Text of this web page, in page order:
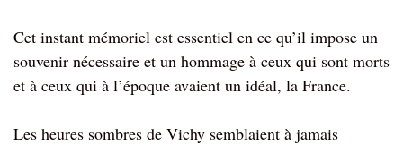
Cet instant mémoriel est essentiel en ce qu’il impose un
souvenir nécessaire et un hommage à ceux qui sont morts
et à ceux qui à l’époque avaient un idéal, la France.
Les heures sombres de Vichy semblaient à jamais